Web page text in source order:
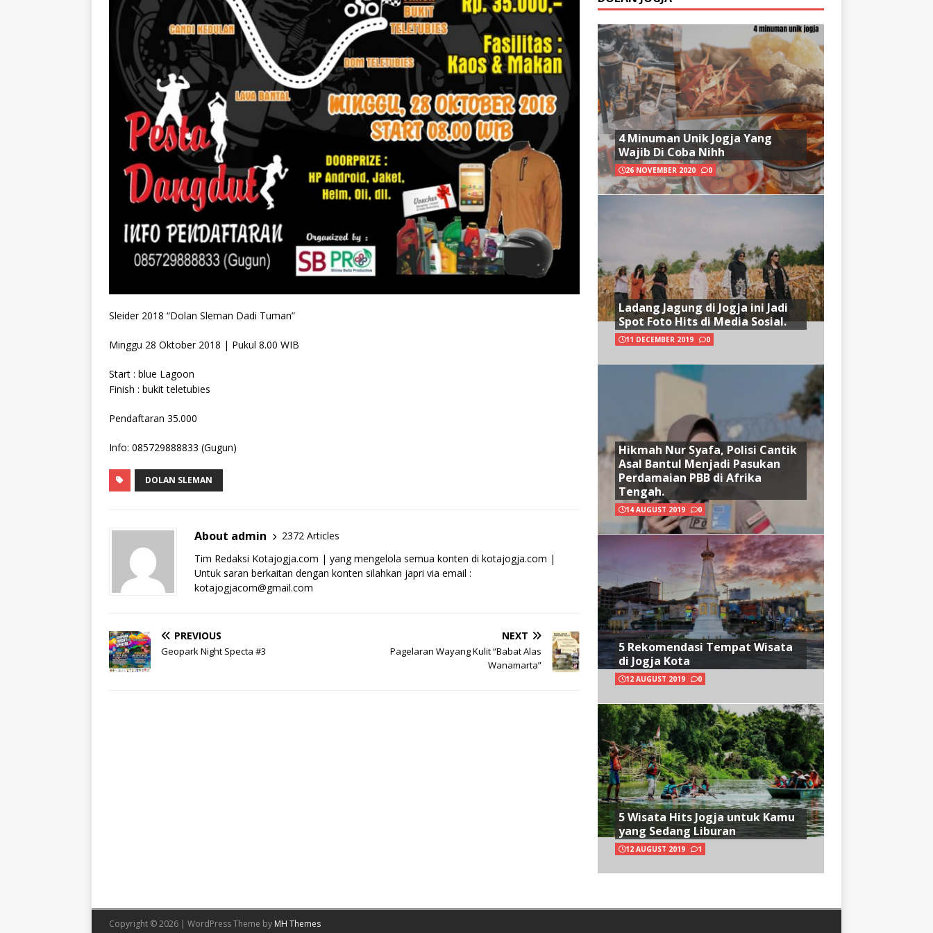
Sleider 2018 “Dolan Sleman Dadi Tuman”
Minggu 28 Oktober 2018 | Pukul 8.00 WIB
Start : blue Lagoon
Finish : bukit teletubies
Pendaftaran 35.000
Info: 085729888833 (Gugun)
DOLAN SLEMAN
About admin
2372 Articles
Tim Redaksi Kotajogja.com | yang mengelola semua konten di kotajogja.com |
Untuk saran berkaitan dengan konten silahkan japri via email :
kotajogjacom@gmail.com
PREVIOUS
Geopark Night Specta #3
NEXT
Pagelaran Wayang Kulit “Babat Alas
Wanamarta”
4 Minuman Unik Jogja Yang
Wajib Di Coba Nihh
26 NOVEMBER 2020 0
Ladang Jagung di Jogja ini Jadi
Spot Foto Hits di Media Sosial.
11 DECEMBER 2019 0
Hikmah Nur Syafa, Polisi Cantik
Asal Bantul Menjadi Pasukan
Perdamaian PBB di Afrika
Tengah.
14 AUGUST 2019 0
5 Rekomendasi Tempat Wisata
di Jogja Kota
12 AUGUST 2019 0
5 Wisata Hits Jogja untuk Kamu
yang Sedang Liburan
12 AUGUST 2019 1
Copyright © 2026 | WordPress Theme by MH Themes